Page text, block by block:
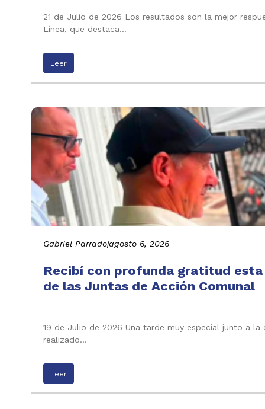
21 de Julio de 2026 Los resultados son la mejor
Línea, que destaca…
Leer
Gabriel Parrado|agosto 6, 2026
Recibí con profunda gratitud
de las Juntas de Acción Comunal
19 de Julio de 2026 Una tarde muy especial junto a
realizado…
Leer